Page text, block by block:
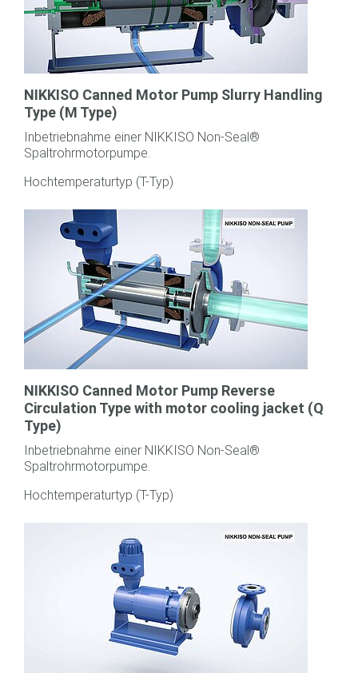
NIKKISO Canned Motor Pump Slurry Handling
Type (M Type)
Inbetriebnahme einer NIKKISO Non-Seal®
Spaltrohrmotorpumpe.
Hochtemperaturtyp (T-Typ)
NIKKISO Canned Motor Pump Reverse
Circulation Type with motor cooling jacket (Q
Type)
Inbetriebnahme einer NIKKISO Non-Seal®
Spaltrohrmotorpumpe.
Hochtemperaturtyp (T-Typ)